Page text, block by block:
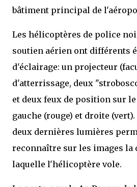
bâtiment principal de
Les hélicoptères de police
soutien aérien ont différents
d'éclairage: un projecteur
d'atterrissage, deux
et deux feux de position sur
gauche (rouge) et droite
deux dernières lumières
reconnaître sur les images la
laquelle l'hélicoptère vole.